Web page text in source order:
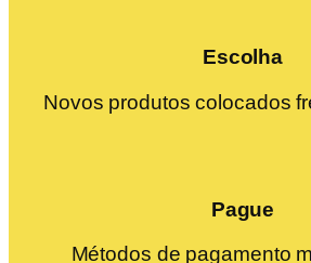
Escolha
Novos produtos colocados
Pague
Métodos de pagamento